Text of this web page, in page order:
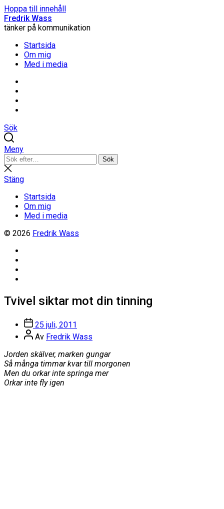
Hoppa till innehåll
Fredrik Wass
tänker på kommunikation
Startsida
Om mig
Med i media
Sök
Meny
Sök
efter:
Sök
Stäng
sökning
Stäng
Startsida
Om mig
Med i media
© 2026 Fredrik Wass
Tvivel siktar mot din tinning
Inläggsdatum
25 juli, 2011
Inläggsförfattare
Av Fredrik Wass
Jorden skälver, marken gungar
Så många timmar kvar till morgonen
Men du orkar inte springa mer
Orkar inte fly igen